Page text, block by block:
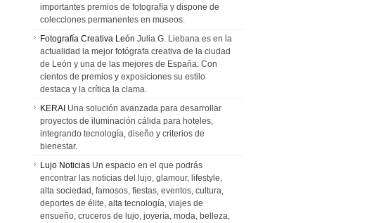
importantes premios de fotografía y dispone de
colecciones permanentes en museos.
Fotografía Creativa León Julia G. Liebana es en la
actualidad la mejor fotógrafa creativa de la ciudad
de León y una de las mejores de España. Con
cientos de premios y exposiciones su estilo
destaca y la crítica la clama.
KERAI Una solución avanzada para desarrollar
proyectos de iluminación cálida para hoteles,
integrando tecnología, diseño y criterios de
bienestar.
Lujo Noticias Un espacio en el que podrás
encontrar las noticias del lujo, glamour, lifestyle,
alta sociedad, famosos, fiestas, eventos, cultura,
deportes de élite, alta tecnología, viajes de
ensueño, cruceros de lujo, joyería, moda, belleza,